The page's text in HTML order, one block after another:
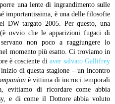
una lente di ingrandimento sulle
importantissima, è una delle filosofie
DW targato 2005. Per questo, una
(è ovvio che le apparizioni fugaci di
non poco a raggiungere lo
momento più esatto. Ci troviamo in
è cosciente di aver salvato Gallifrey
di questa stagione – un incontro
è vittima di incroci temporali
evitiamo di ricordare come abbia
e di come il Dottore abbia voluto